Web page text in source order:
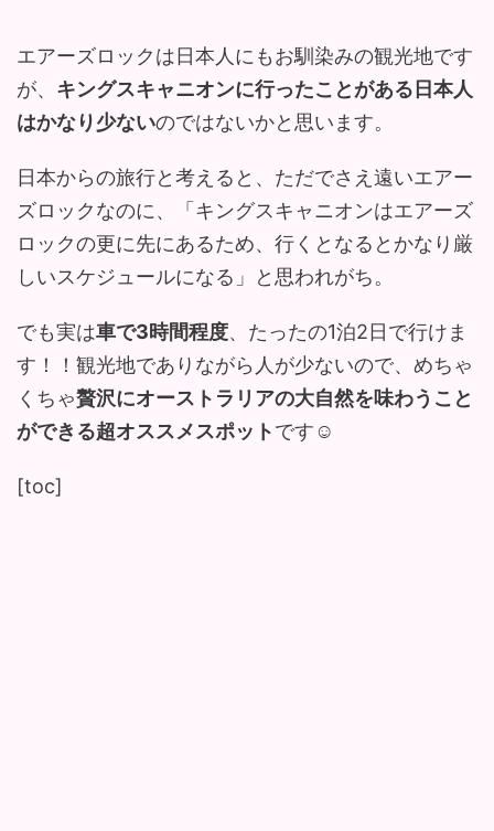
エアーズロックは日本人にもお馴染みの観光地です
が、 キングスキャニオンに行ったことがある日本人
はかなり少ないのではないかと思います。
日本からの旅行と考えると、ただでさえ遠いエアー
ズロックなのに、「キングスキャニオンはエアーズ
ロックの更に先にあるため、行くとなるとかなり厳
しいスケジュールになる」と思われがち。
でも実は車で3時間程度、たったの1泊2日で行けま
す！！観光地でありながら人が少ないので、めちゃ
くちゃ贅沢にオーストラリアの大自然を味わうこと
ができる超オススメスポットです☺︎
[toc]